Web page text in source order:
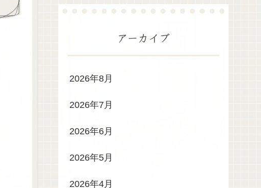
アーカイブ
2026年8月
2026年7月
2026年6月
2026年5月
2026年4月